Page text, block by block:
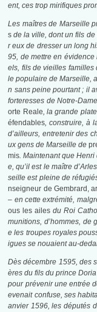
ent, ces trop mirifi­ques
Les maîtres de Marseille
s de la ville, dont un fils
r eux de dresser un long
95, de mettre en
els, fils de vieilles familles
le populaire de Marseille,
n sans peine pourtant ; il
forteresses de Notre-
orte Reale, la grande
éfendables, construire, à
d’ailleurs, entretenir des
ux gens de Marseille de
mis. Maintenant que Henri
e, qu’il est le maître
seille est pleine de
nseigneur de Gembrard,
– en cette extrémité,
ous les ailes du Roi
munitions, d’hommes, de
e les troupes royales
igues se nouaient au­-
Dès décembre 1595, des
ères du fils du prince
pour prévenir une entrée
evenait confuse, ses
anvier 1596, les députés